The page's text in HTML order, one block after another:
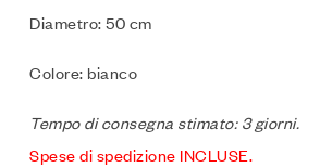
Diametro: 50 cm
Colore: bianco
Tempo di consegna stimato: 3 giorni.
Spese di spedizione INCLUSE.